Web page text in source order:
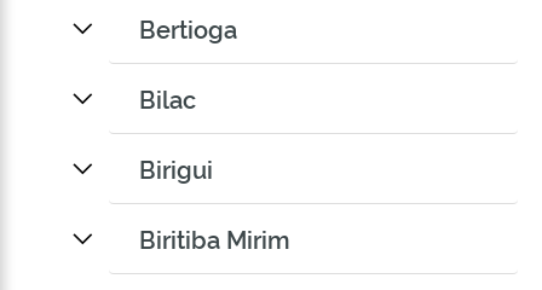
Bertioga
Bilac
Birigui
Biritiba Mirim